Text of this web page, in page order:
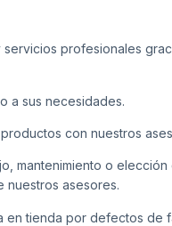
profesionales
a sus necesidades.
con nuestros
mantenimiento o
asesores.
tienda por defectos de